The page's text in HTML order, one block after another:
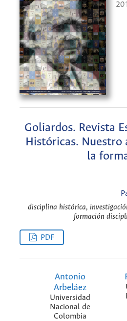
Goliardos. Revista
Históricas. Nuestro
la
disciplina histórica,
formación
PDF
Antonio
Arbeláez
Universidad
Nacional de
Colombia